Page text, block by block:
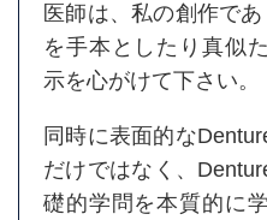
医師は、私の創作で
を手本としたり真似
示を心がけて下さい。
同時に表面的な
だけではなく、
礎的学問を本質的に